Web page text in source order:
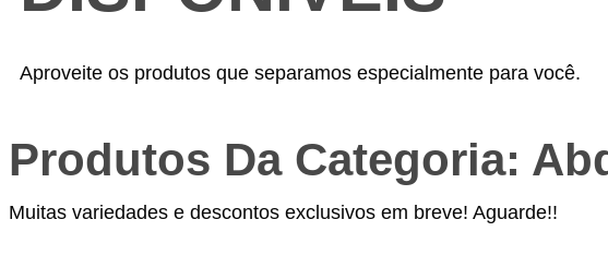
Aproveite os produtos que separamos especialmente para você.
Produtos Da Categoria:
Muitas variedades e descontos exclusivos em breve! Aguarde!!